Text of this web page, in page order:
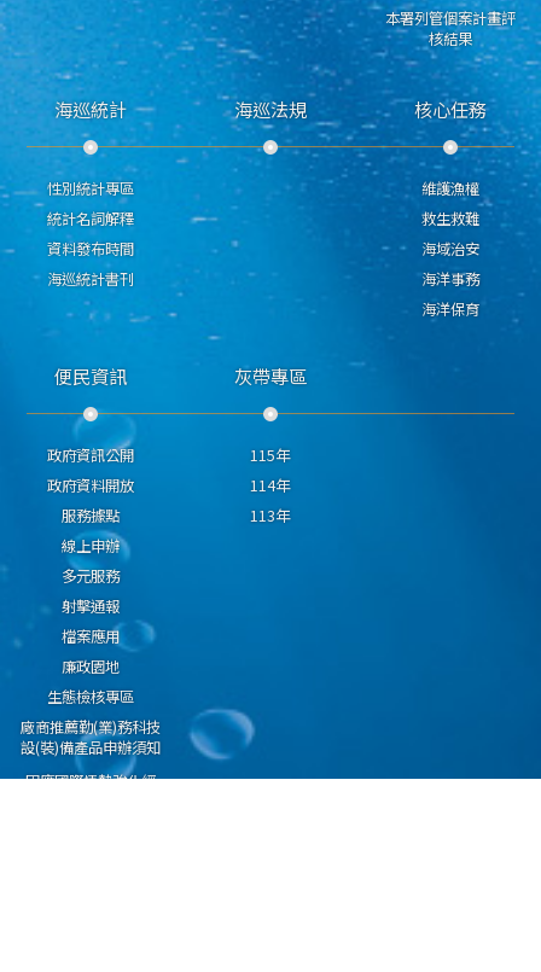
本署列管個案計畫評
核結果
海巡統計
性別統計專區
統計名詞解釋
資料發布時間
海巡統計書刊
海巡法規 核心任務
維護漁權
救生救難
海域治安
海洋事務
海洋保育
便民資訊
政府資訊公開
政府資料開放
服務據點
線上申辦
多元服務
射擊通報
檔案應用
廉政園地
生態檢核專區
廠商推薦勤(業)務科技
設(裝)備產品申辦須知
因應國際情勢強化經
灰帶專區
115年
114年
113年